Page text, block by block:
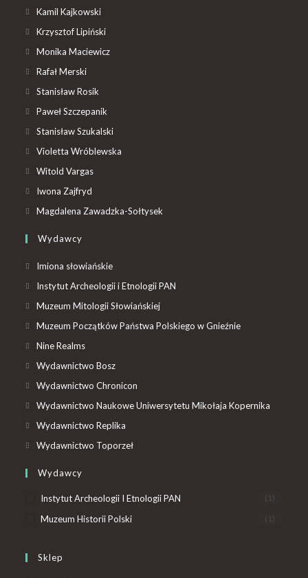
Kamil Kajkowski
Krzysztof Lipiński
Monika Maciewicz
Rafał Merski
Stanisław Rosik
Paweł Szczepanik
Stanisław Szukalski
Violetta Wróblewska
Witold Vargas
Iwona Zajfryd
Magdalena Zawadzka-Sołtysek
Wydawcy
Imiona słowiańskie
Instytut Archeologii i Etnologii PAN
Muzeum Mitologii Słowiańskiej
Muzeum Początków Państwa Polskiego w Gnieźnie
Nine Realms
Wydawnictwo Bosz
Wydawnictwo Chronicon
Wydawnictwo Naukowe Uniwersytetu Mikołaja Kopernika
Wydawnictwo Replika
Wydawnictwo Toporzeł
Wydawcy
Instytut Archeologii I Etnologii PAN (1)
Muzeum Historii Polski (1)
Sklep